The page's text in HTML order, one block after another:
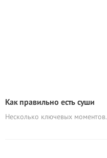
Как правильно есть суши
Несколько ключевых моментов.